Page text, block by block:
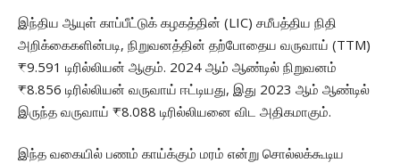
இந்திய ஆயுள் காப்பீட்டுக் கழகத்தின் (LIC) சமீபத்திய நிதி
அறிக்கைகளின்படி, நிறுவனத்தின் தற்போதைய வருவாய் (TTM)
₹9.591 டிரில்லியன் ஆகும். 2024 ஆம் ஆண்டில் நிறுவனம்
₹8.856 டிரில்லியன் வருவாய் ஈட்டியது, இது 2023 ஆம் ஆண்டில்
இருந்த வருவாய் ₹8.088 டிரில்லியனை விட அதிகமாகும்.
இந்த வகையில் பணம் காய்க்கும் மரம் என்று சொல்லக்கூடிய